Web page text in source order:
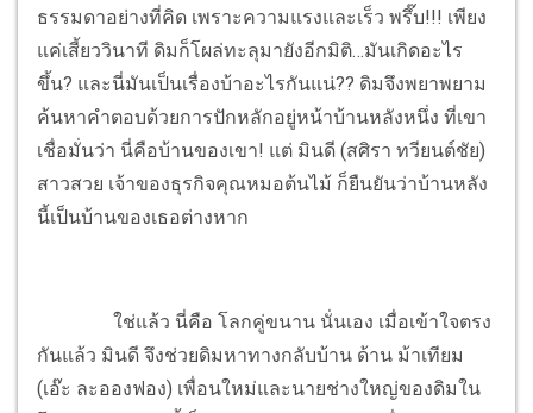
ธรรมดาอย่างที่คิด เพราะความแรงและเร็ว พรึ๊บ!!! เพียง
แค่เสี้ยววินาที ดิมก็โผล่ทะลุมายังอีกมิติ…มันเกิดอะไร
ขึ้น? และนี่มันเป็นเรื่องบ้าอะไรกันแน่?? ดิมจึงพยาพยาม
ค้นหาคำตอบด้วยการปักหลักอยู่หน้าบ้านหลังหนึ่ง ที่เขา
เชื่อมั่นว่า นี่คือบ้านของเขา! แต่ มินดี (สศิรา ทวียนต์ชัย)
สาวสวย เจ้าของธุรกิจคุณหมอต้นไม้ ก็ยืนยันว่าบ้านหลัง
นี้เป็นบ้านของเธอต่างหาก
ใช่แล้ว นี่คือ โลกคู่ขนาน นั่นเอง เมื่อเข้าใจตรง
กันแล้ว มินดี จึงช่วยดิมหาทางกลับบ้าน ด้าน ม้าเทียม
(เอ๊ะ ละอองฟอง) เพื่อนใหม่และนายช่างใหญ่ของดิมใน